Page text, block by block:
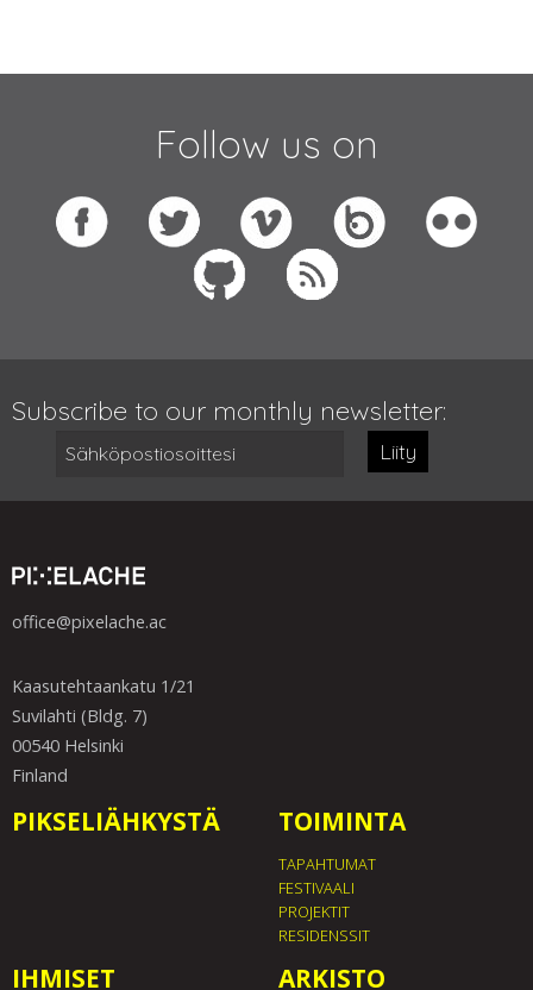
Follow us on
Subscribe to our monthly newsletter:
Liity
office@pixelache.ac
Kaasutehtaankatu 1/21
Suvilahti (Bldg. 7)
00540 Helsinki
Finland
PIKSELIÄHKYSTÄ TOIMINTA
TAPAHTUMAT
FESTIVAALI
PROJEKTIT
RESIDENSSIT
IHMISET ARKISTO